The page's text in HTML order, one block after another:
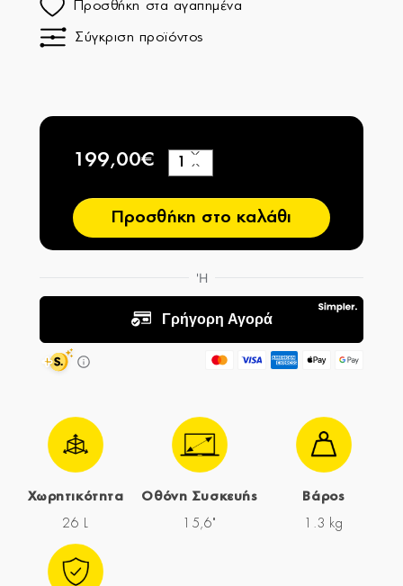
Προσθήκη στα αγαπημένα
Σύγκριση προϊόντος
199,00€
−
+
Προσθήκη στο καλάθι
Χωρητικότητα
26 L
Οθόνη Συσκευής
15,6"
Βάρος
1.3 kg